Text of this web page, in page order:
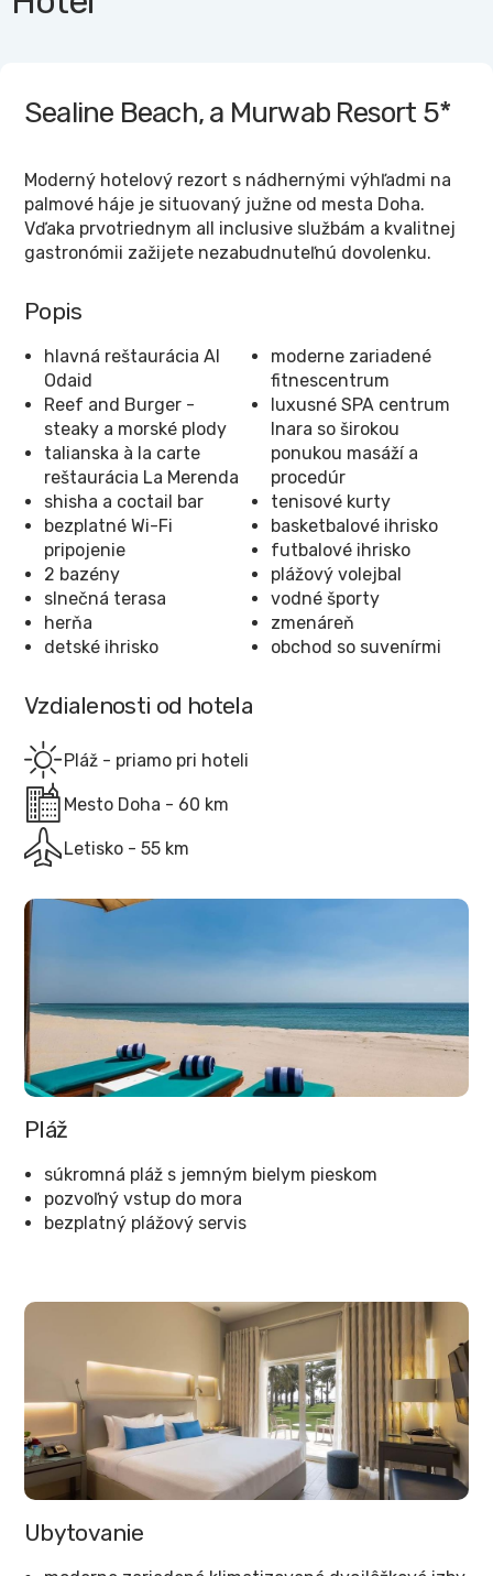
Sealine Beach, a Murwab Resort 5*
Moderný hotelový rezort s nádhernými výhľadmi na
palmové háje je situovaný južne od mesta Doha.
Vďaka prvotriednym all inclusive službám a kvalitnej
gastronómii zažijete nezabudnuteľnú dovolenku.
Popis
hlavná reštaurácia Al
Odaid
Reef and Burger -
steaky a morské plody
talianska à la carte
reštaurácia La Merenda
shisha a coctail bar
bezplatné Wi-Fi
pripojenie
2 bazény
slnečná terasa
herňa
detské ihrisko
moderne zariadené
fitnescentrum
luxusné SPA centrum
Inara so širokou
ponukou masáží a
procedúr
tenisové kurty
basketbalové ihrisko
futbalové ihrisko
plážový volejbal
vodné športy
zmenáreň
obchod so suvenírmi
Vzdialenosti od hotela
Pláž - priamo pri hoteli
Mesto Doha - 60 km
Letisko - 55 km
Pláž
súkromná pláž s jemným bielym pieskom
pozvoľný vstup do mora
bezplatný plážový servis
Ubytovanie